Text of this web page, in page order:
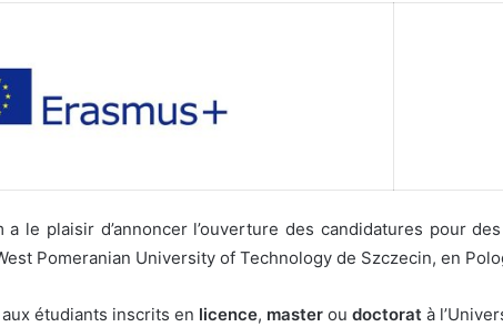
a le plaisir d’annoncer l’ouverture des candidatures pour
Pomeranian University of Technology de Szczecin, en
étudiants inscrits en licence, master ou doctorat à